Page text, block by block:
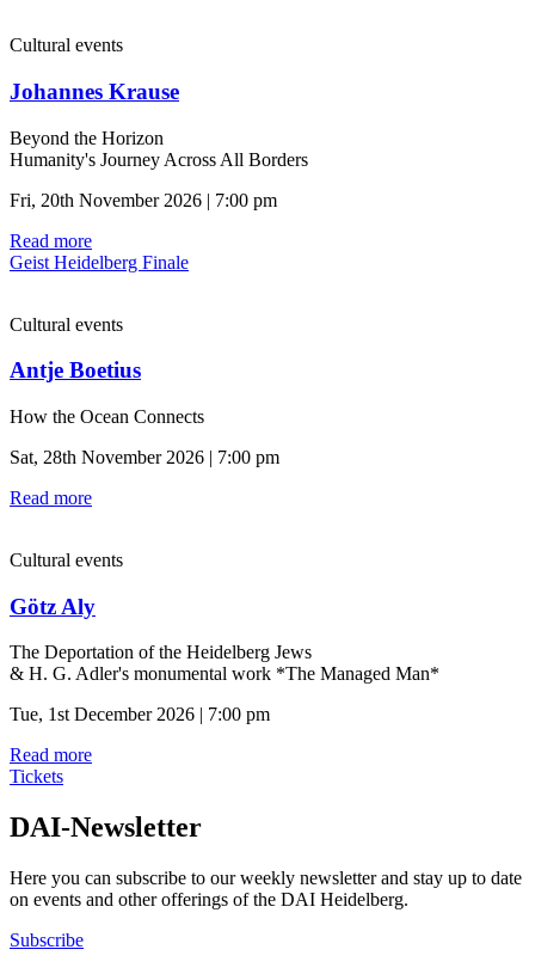
Cultural events
Johannes Krause
Beyond the Horizon
Humanity's Journey Across All Borders
Fri, 20th November 2026 | 7:00 pm
Read more
Geist Heidelberg Finale
Cultural events
Antje Boetius
How the Ocean Connects
Sat, 28th November 2026 | 7:00 pm
Read more
Cultural events
Götz Aly
The Deportation of the Heidelberg Jews
& H. G. Adler's monumental work *The Managed Man*
Tue, 1st December 2026 | 7:00 pm
Read more
Tickets
DAI-Newsletter
Here you can subscribe to our weekly newsletter and stay up to date
on events and other offerings of the DAI Heidelberg.
Subscribe